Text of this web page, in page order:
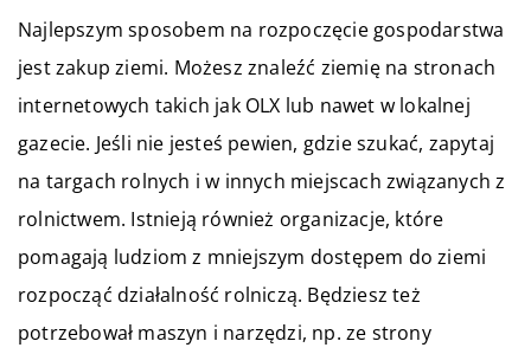
Najlepszym sposobem na rozpoczęcie gospodarstwa
jest zakup ziemi. Możesz znaleźć ziemię na stronach
internetowych takich jak OLX lub nawet w lokalnej
gazecie. Jeśli nie jesteś pewien, gdzie szukać, zapytaj
na targach rolnych i w innych miejscach związanych z
rolnictwem. Istnieją również organizacje, które
pomagają ludziom z mniejszym dostępem do ziemi
rozpocząć działalność rolniczą. Będziesz też
potrzebował maszyn i narzędzi, np. ze strony